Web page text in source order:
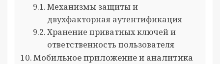
Механизмы защиты и
двухфакторная аутентификация
Хранение приватных ключей и
ответственность пользователя
Мобильное приложение и аналитика